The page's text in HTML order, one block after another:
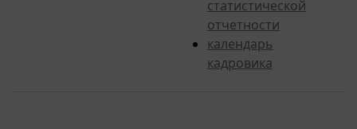
статистической
отчетности
календарь
кадровика